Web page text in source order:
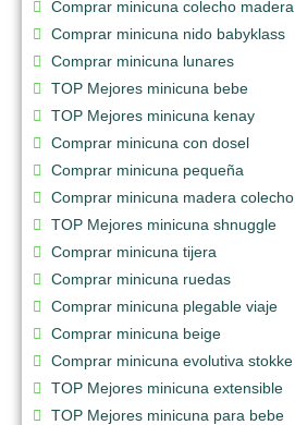
Comprar minicuna colecho madera
Comprar minicuna nido babyklass
Comprar minicuna lunares
TOP Mejores minicuna bebe
TOP Mejores minicuna kenay
Comprar minicuna con dosel
Comprar minicuna pequeña
Comprar minicuna madera colecho
TOP Mejores minicuna shnuggle
Comprar minicuna tijera
Comprar minicuna ruedas
Comprar minicuna plegable viaje
Comprar minicuna beige
Comprar minicuna evolutiva stokke
TOP Mejores minicuna extensible
TOP Mejores minicuna para bebe